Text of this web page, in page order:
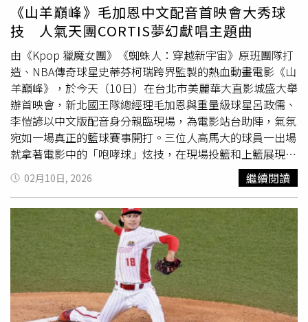
弟；林詩翔原本讓人以為個性安靜，但談吐其實相當外向，
展現出真誠的一面；曾峻岳過去在場上的表現一直令人放
心，這次再度看到他的成長，也讓人印象深刻。他也笑說，
曾峻岳曾多次打電話邀請他一起加入中華隊並肩作戰。本屆
經典賽中華隊無緣晉級。（圖／翻攝IG／陳冠宇）談到與隊
友古林睿煬的互動，陳冠宇回憶有一次比賽中，古林對他
說：「學長好佩服你怎麼可以堅持打這麼多次中華隊？」陳
冠宇也坦言，只要穿上這件代表國家的球衣，便能感受到沉
重壓力，「這件有球衣穿上去很驕傲但也充滿了重量，承載
了所有棒球人的夢想、全台灣人民的力量去與其他國家爭取
最高榮譽光這件事就很值得驕傲。」陳冠宇也感謝這次與他
一同征戰經典賽的隊友，包括張奕、吳念庭、胡智爲、林凱
弟。他表示，能與大家並肩作戰最後一場國際賽取得勝利，
讓自己的國家隊生涯劃下圓滿句點，很開心也很滿足，「謝
謝你們致我打了20年的中華隊。」 在 Instagram 查看這則
貼文 從 Instagram 分享的貼文
《山羊巔峰》毛加恩中文配音首映會大秀球
技 人氣天團CORTIS夢幻獻唱主題曲
由《Kpop 獵魔女團》《蜘蛛人：穿越新宇宙》原班團隊打
造、NBA傳奇球星史蒂芬柯瑞跨界監製的熱血動畫電影《山
羊巔峰》，於今天（10日）在台北市美麗華大直影城盛大舉
辦首映會，新北國王隊總經理毛加恩與重量級球星呂政儒、
李愷諺以中文版配音身分親臨現場，為電影站台助陣，氣氛
宛如一場真正的籃球賽事開打。三位人高馬大的球員一出場
就拿著電影中的「咆哮球」炫技，在現場投籃和上籃展現高
超球技，瞬間點燃全場熱度。而三人對這次共同合作的成
果，感覺同樣都是「聽起來好不像自己平時的聲音」。毛加
恩此次為禁區守護者長頸鹿「蘭尼」獻聲，該角色在英文版
由史蒂芬柯瑞親自配音。他表示，透過聲音詮釋角色，是一
次完全不同於球場的挑戰，「必須只用聲音去傳達角色的重
量與穩定感，反而更考驗內心的節奏。」以神準外線聞名的
呂政儒，則為氣勢十足的大猩猩「達斯卡斯」配音。他笑
說，角色的張力與外放情緒，與自己平時在場上的冷靜形象
形成有趣反差，尤其必須放下偶包在錄音室中鬼吼鬼叫，真
的與自己預期中的配音不太一樣。索尼影業贈送電影中的衝
02月10日, 2026 繼續閱讀